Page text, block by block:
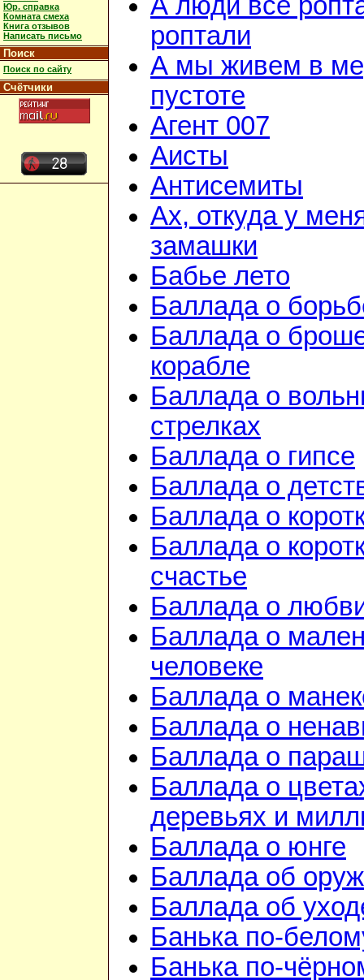
Юр. справка
Комната смеха
Книга отзывов
Написать письмо
Поиск
Поиск по сайту
Счётчики
А люди все
роптали
А мы живем в
пустоте
Агент 007
Аисты
Антисемиты
Ах, откуда у
замашки
Бабье лето
Баллада о
Баллада о
корабле
Баллада о
стрелках
Баллада о гипсе
Баллада о
Баллада о
Баллада о
счастье
Баллада о
Баллада о
человеке
Баллада о
Баллада о
Баллада о
Баллада о
деревьях и
Баллада о юнге
Баллада об
Баллада об
Банька по-
Банька по-